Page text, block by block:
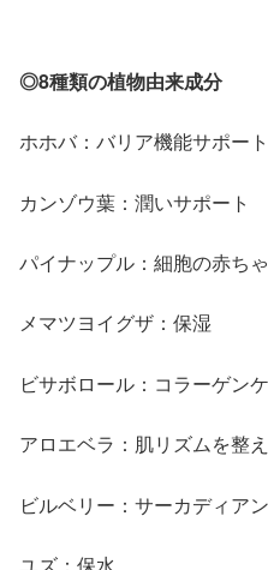
◎8種類の植物由来成分
ホホバ：バリア機能サポート
カンゾウ葉：潤いサポート
パイナップル：細胞の赤ち
メマツヨイグザ：保湿
ビサボロール：コラーゲン
アロエベラ：肌リズムを整
ビルベリー：サーカディア
ユズ：保水